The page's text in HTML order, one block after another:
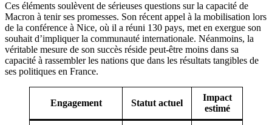
Ces éléments soulèvent de sérieuses questions sur la capacité de
Macron à tenir ses promesses. Son récent appel à la mobilisation lors
de la conférence à Nice, où il a réuni 130 pays, met en exergue son
souhait d’impliquer la communauté internationale. Néanmoins, la
véritable mesure de son succès réside peut-être moins dans sa
capacité à rassembler les nations que dans les résultats tangibles de
ses politiques en France.
Engagement Statut actuel
Impact
estimé